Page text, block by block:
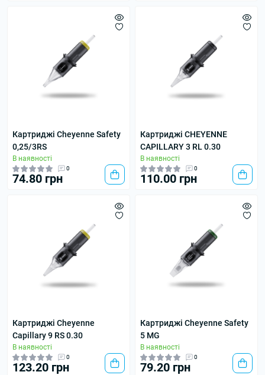
Картриджі Cheyenne Safety
0,25/3RS
В наявності
0
74.80 грн
Картриджі CHEYENNE
CAPILLARY 3 RL 0.30
В наявності
0
110.00 грн
Картриджі Cheyenne
Capillary 9 RS 0.30
В наявності
0
123.20 грн
Картриджі Cheyenne Safety
5 MG
В наявності
0
79.20 грн